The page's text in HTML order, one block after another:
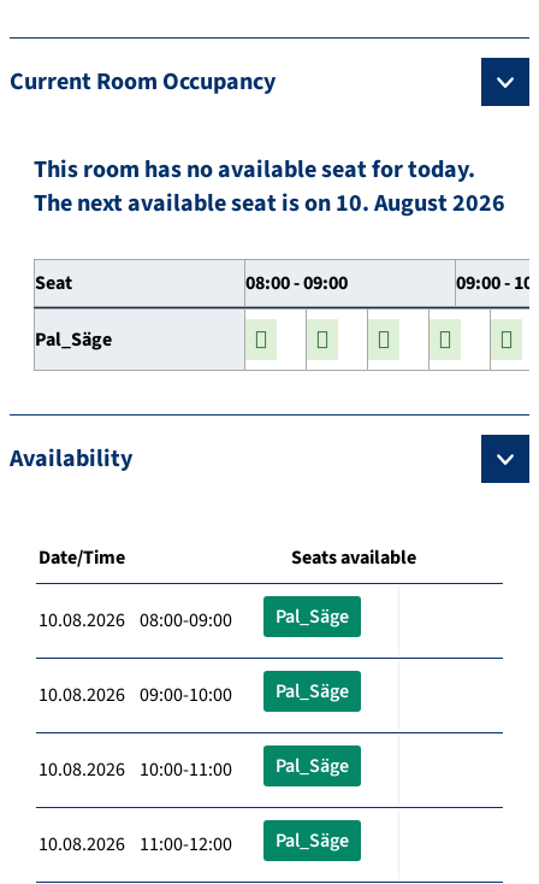
Current Room Occupancy
This room has no available seat for today.
The next available seat is on 10. August 2026
Seat 08:00 - 09:00 09:00 -
Pal_Säge
Availability
Date/Time Seats available
10.08.2026 08:00-09:00 Pal_Säge
10.08.2026 09:00-10:00 Pal_Säge
10.08.2026 10:00-11:00 Pal_Säge
10.08.2026 11:00-12:00 Pal_Säge